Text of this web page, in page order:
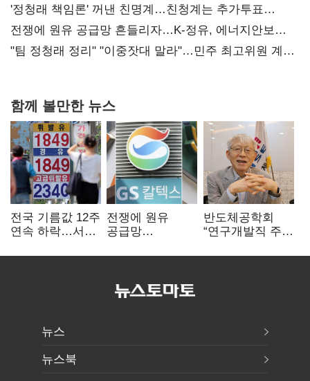
사과부터"
'정청래 책임론' 꺼낸 친명계…친청계는 추가투표
때리기
전쟁에 원유 공급망 흔들리자…K-정유, 에너지안보
핵심으로 재부상
"팀 정청래 정리" "이중잣대 말라"…민주 최고위원 계파
함께 볼만한 뉴스
전국 기름값 12주
연속 하락…서울
전쟁에 원유
공급망
정유, 에너지안보
반도체공학회
“연구개발직 주
개선해야”
뉴스
뉴스북